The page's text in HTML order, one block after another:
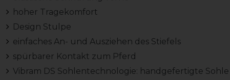
hoher Tragekomfort
Design Stulpe
einfaches An- und Ausziehen des Stiefels
spürbarer Kontakt zum Pferd
Vibram DS Sohlentechnologie: handgefertigte